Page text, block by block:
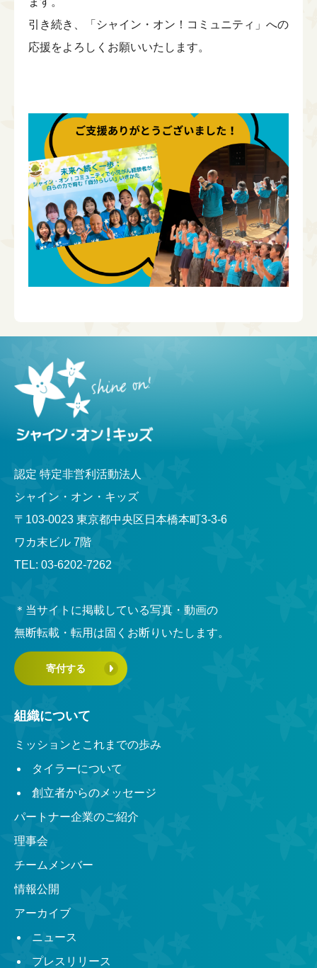
引き続き、「シャイン・オン！コミュニティ」への
応援をよろしくお願いいたします。
認定 特定非営利活動法人
シャイン・オン・キッズ
〒103-0023 東京都中央区日本橋本町3-3-6
ワカ末ビル 7階
TEL: 03-6202-7262
＊当サイトに掲載している写真・動画の
無断転載・転用は固くお断りいたします。
寄付する
組織について
ミッションとこれまでの歩み
タイラーについて
創立者からのメッセージ
パートナー企業のご紹介
理事会
チームメンバー
情報公開
アーカイブ
ニュース
プレスリリース